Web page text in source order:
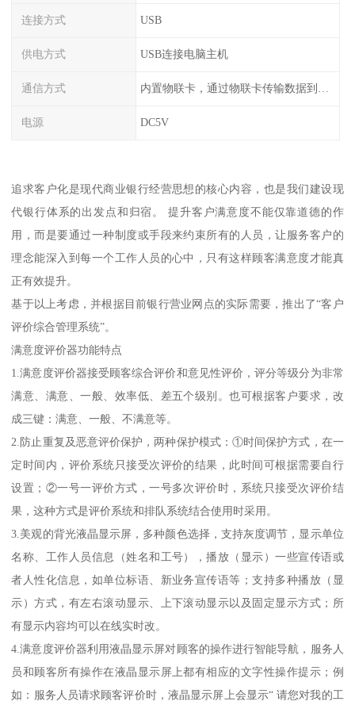
连接方式 USB
供电方式 USB连接电脑主机
通信方式
电源 DC5V
追求客户化是现代商业银行经营思想的核心内容，也是我们建设现
代银行体系的出发点和归宿。 提升客户满意度不能仅靠道德的作
用，而是要通过一种制度或手段来约束所有的人员，让服务客户的
理念能深入到每一个工作人员的心中，只有这样顾客满意度才能真
正有效提升。
基于以上考虑，并根据目前银行营业网点的实际需要，推出了“客户
评价综合管理系统”。
满意度评价器功能特点
1.满意度评价器接受顾客综合评价和意见性评价，评分等级分为非常
满意、满意、一般、效率低、差五个级别。也可根据客户要求，改
成三键：满意、一般、不满意等。
2.防止重复及恶意评价保护，两种保护模式：①时间保护方式，在一
定时间内，评价系统只接受次评价的结果，此时间可根据需要自行
设置；②一号一评价方式，一号多次评价时，系统只接受次评价结
果，这种方式是评价系统和排队系统结合使用时采用。
3.美观的背光液晶显示屏，多种颜色选择，支持灰度调节，显示单位
名称、工作人员信息（姓名和工号），播放（显示）一些宣传语或
者人性化信息，如单位标语、新业务宣传语等；支持多种播放（显
示）方式，有左右滚动显示、上下滚动显示以及固定显示方式；所
有显示内容均可以在线实时改。
4.满意度评价器利用液晶显示屏对顾客的操作进行智能导航，服务人
员和顾客所有操作在液晶显示屏上都有相应的文字性操作提示；例
如：服务人员请求顾客评价时，液晶显示屏上会显示“ 请您对我的工